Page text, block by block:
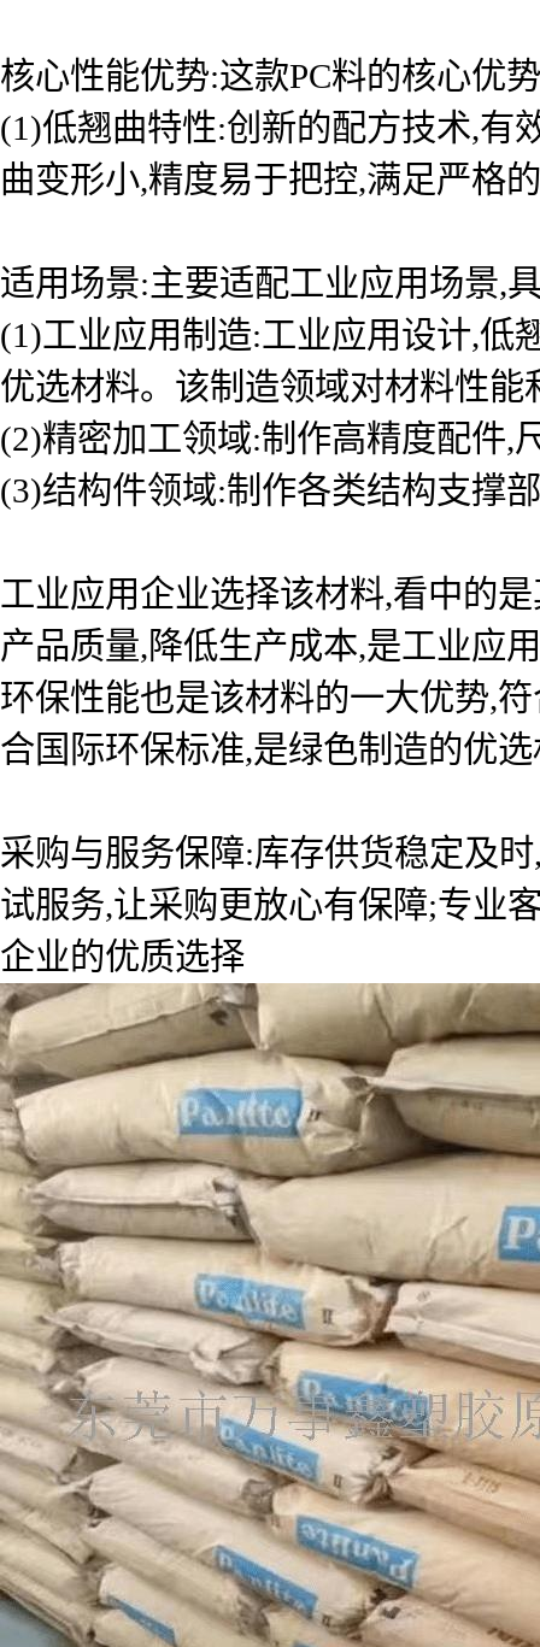
核心性能优势:这款PC料的核心优
(1)低翘曲特性:创新的配方技术,有
曲变形小,精度易于把控,满足严格
适用场景:主要适配工业应用场景,
(1)工业应用制造:工业应用设计,低
优选材料。该制造领域对材料性
(2)精密加工领域:制作高精度配件,
(3)结构件领域:制作各类结构支撑
工业应用企业选择该材料,看中的
产品质量,降低生产成本,是工业应
环保性能也是该材料的一大优势,
合国际环保标准,是绿色制造的优
采购与服务保障:库存供货稳定及
试服务,让采购更放心有保障;专业
企业的优质选择